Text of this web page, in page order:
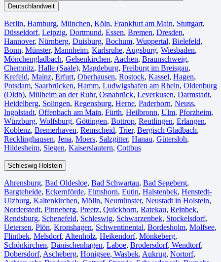
Deutschlandweit
Berlin⁠, Hamburg, München, Köln⁠, Frankfurt am Main, Stuttgart,
Düsseldorf, Leipzig, Dortmund, Essen, Bremen, Dresden,
Hannover, Nürnberg, Duisburg⁠, Bochum, Wuppertal⁠, Bielefeld⁠,
Bonn⁠, Münster⁠, Mannheim, Karlsruhe, Augsburg, Wiesbaden⁠,
Mönchengladbach⁠, Gelsenkirchen⁠, Aachen⁠, Braunschweig,
Chemnitz⁠, Halle (Saale)⁠, Magdeburg, Freiburg im Breisgau⁠,
Krefeld⁠, Mainz⁠, Erfurt, Oberhausen⁠, Rostock⁠, Kassel⁠, Hagen,
Potsdam, Saarbrücken⁠, Hamm, Ludwigshafen am Rhein⁠, Oldenburg
(Oldb), Mülheim an der Ruhr, Osnabrück⁠, Leverkusen, Darmstadt⁠,
Heidelberg, Solingen, Regensburg, Herne⁠, Paderborn, Neuss,
Ingolstadt, Offenbach am Main, Fürth⁠, Heilbronn, Ulm⁠, Pforzheim,
Würzburg, Wolfsburg⁠, Göttingen, Bottrop, Reutlingen, Erlangen⁠,
Koblenz, Bremerhaven⁠, Remscheid, Trier⁠, Bergisch Gladbach,
Recklinghausen, Jena⁠, Moers⁠, Salzgitter⁠, Hanau, Gütersloh,
Hildesheim⁠, Siegen⁠, Kaiserslautern⁠, Cottbus⁠
Schleswig-Holstein
Ahrensburg, Bad Oldesloe, Bad Schwartau, Bad Segeberg,
Bargteheide, Eckernförde, Elmshorn, Eutin, Halstenbek, Henstedt-
Ulzburg, Kaltenkirchen, Mölln, Neumünster, Neustadt in Holstein,
Norderstedt, Pinneberg, Preetz, Quickborn, Ratekau, Reinbek,
Rendsburg, Schenefeld, Schleswig, Schwarzenbek, Stockelsdorf,
Uetersen, Plön, Kronshagen, Schwentinental, Bordesholm, Molfsee,
Flintbek, Melsdorf, Altenholz, Heikendorf, Mönkeberg,
Schönkirchen, Dänischenhagen, Laboe, Brodersdorf, Wendtorf,
Dobersdorf, Ascheberg, Honigsee, Wasbek, Aukrug, Nortorf,